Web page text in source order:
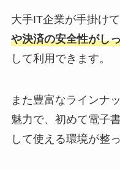
大手IT企業が手掛けて
や決済の安全性がし
して利用できます。
また豊富なラインナ
魅力で、初めて電子
して使える環境が整